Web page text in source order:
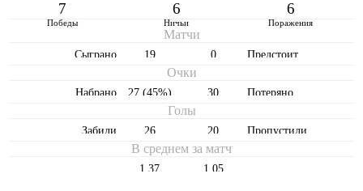
7 6 6
Победы Ничьи Поражения
Матчи
Cыграно 19 Предстоит
0
Очки
Набрано 27 (45%) Потеряно
30
Голы
Забили 26 Пропустили
20
В среднем за матч
1,37 1,05